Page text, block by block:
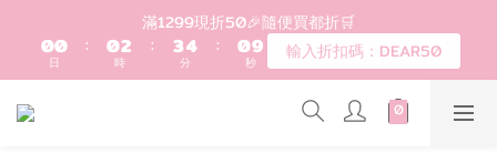
登入會員滿$1200超取免運 - 輸入折扣碼：DEAR20
滿1299現折50🎉隨便買都折🛒
00
日
:
02
1
時
:
4
3
2
5
4
3
分
:
1
0
8
7
6
秒 輸入折扣碼：DEAR50
歡迎首購!滿1000全館95折! 新客領卷去~